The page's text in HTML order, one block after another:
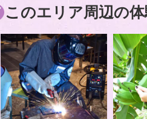
このエリア周辺の